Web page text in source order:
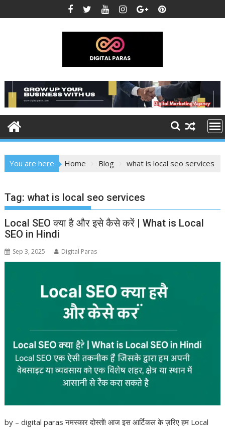
to
You are here Home Blog what is local seo services
Tag:what is local seo services
Local SEO क्या है और इसे कैसे करें | What is Local
SEO in Hindi
Sep 3, 2025 Digital Paras
by – digital paras नमस्कार दोस्तों! आज इस आर्टिकल के ज़रिए हम Local